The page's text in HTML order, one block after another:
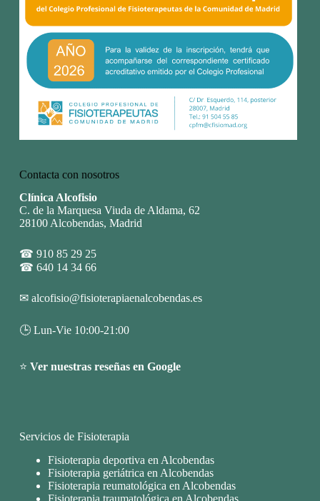
Contacta con nosotros
Clínica Alcofisio
C. de la Marquesa Viuda de Aldama, 62
28100 Alcobendas, Madrid
☎ 910 85 29 25
☎ 640 14 34 66
✉ alcofisio@fisioterapiaenalcobendas.es
🕒 Lun-Vie 10:00-21:00
⭐ Ver nuestras reseñas en Google
Servicios de Fisioterapia
Fisioterapia deportiva en Alcobendas
Fisioterapia geriátrica en Alcobendas
Fisioterapia reumatológica en Alcobendas